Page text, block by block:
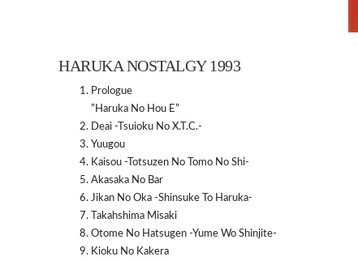
HARUKA NOSTALGY 1993
Prologue
”Haruka No Hou E”
Deai -Tsuioku No X.T.C.-
Yuugou
Kaisou -Totsuzen No Tomo No Shi-
Akasaka No Bar
Jikan No Oka -Shinsuke To Haruka-
Takahshima Misaki
Otome No Hatsugen -Yume Wo Shinjite-
Kioku No Kakera